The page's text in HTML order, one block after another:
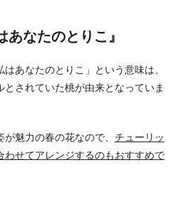
なたのとりこ』
あなたのとりこ」という意味は、
されていた桃が由来となっていま
魅力の春の花なので、 チューリッ
わせてアレンジするのもおすすめで